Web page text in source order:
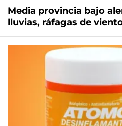
Media provincia bajo
lluvias, ráfagas de